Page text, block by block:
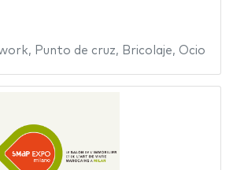
, Punto de cruz, Bricolaje, Ocio